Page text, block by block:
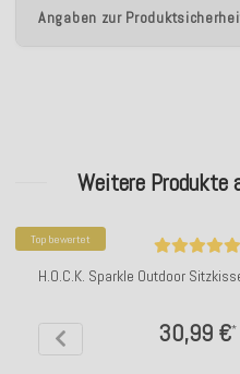
Angaben zur
Weitere Produkte
Top bewertet
H.O.C.K. Sparkle Outdoor
30,99 €*